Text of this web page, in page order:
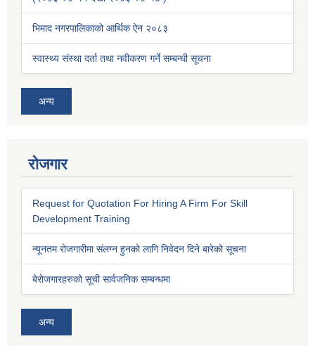
भिमाद नगरपालिकाको आर्थिक ऐन २०८३
स्वास्थ्य संस्था दर्ता तथा नवीकरण गर्ने सम्बन्धी सूचना
अन्य
रोजगार
Request for Quotation For Hiring A Firm For Skill
Development Training
न्यूनतम रोजगारीमा संलग्न हुनको लागि निवेदन दिने बारेको सूचना
बेरोजगारहरुको सूची सार्वजनिक सम्बन्धमा
अन्य